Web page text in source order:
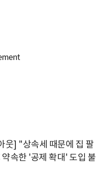
웃] "상속세 때문에 집 팔
속한 '공제 확대' 도입 불